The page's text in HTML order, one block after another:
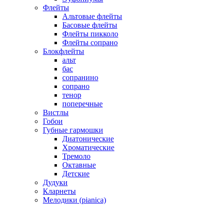
Флейты
Альтовые флейты
Басовые флейты
Флейты пикколо
Флейты сопрано
Блокфлейты
альт
бас
сопранино
сопрано
тенор
поперечные
Вистлы
Гобои
Губные гармошки
Диатонические
Хроматические
Тремоло
Октавные
Детские
Дудуки
Кларнеты
Мелодики (pianica)